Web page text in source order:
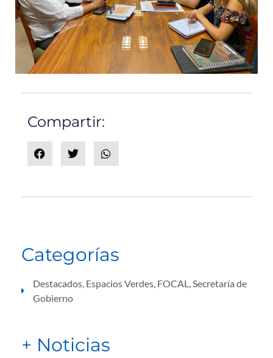
Compartir:
Categorías
Destacados, Espacios Verdes, FOCAL,Secretaría de
Gobierno
+ Noticias